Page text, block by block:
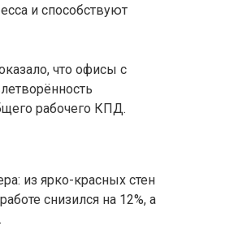
и способствуют
что офисы с
рабочего КПД.
из ярко-красных стен
снизился на 12%, а